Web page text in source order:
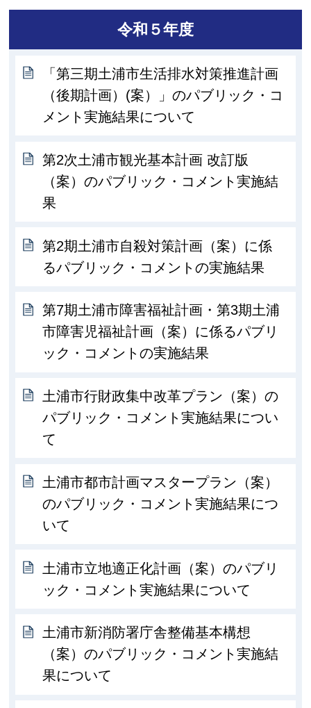
令和５年度
「第三期土浦市生活排水対策推進計画
（後期計画）(案）」のパブリック・コ
メント実施結果について
第2次土浦市観光基本計画 改訂版
（案）のパブリック・コメント実施結
果
第2期土浦市自殺対策計画（案）に係
るパブリック・コメントの実施結果
第7期土浦市障害福祉計画・第3期土浦
市障害児福祉計画（案）に係るパブリ
ック・コメントの実施結果
土浦市行財政集中改革プラン（案）の
パブリック・コメント実施結果につい
て
土浦市都市計画マスタープラン（案）
のパブリック・コメント実施結果につ
いて
土浦市立地適正化計画（案）のパブリ
ック・コメント実施結果について
土浦市新消防署庁舎整備基本構想
（案）のパブリック・コメント実施結
果について